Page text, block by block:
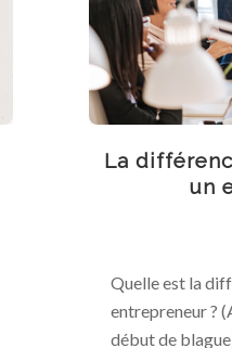
La
un
Quelle est la
entrepreneur ?
début de